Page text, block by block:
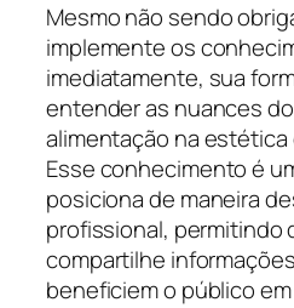
Mesmo não sendo
implemente os
imediatamente, sua
entender as nuances
alimentação na estética
Esse conhecimento é
posiciona de maneira
profissional, permitindo
compartilhe
beneficiem o público